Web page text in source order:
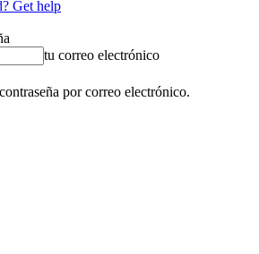
Get help
tu correo electrónico
por correo electrónico.